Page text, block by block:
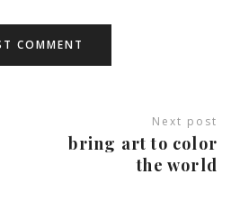
Next post
bring art to color
the world